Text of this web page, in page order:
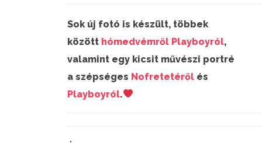
Sok új fotó is készült, többek
között hómedvémről Playboyról,
valamint egy kicsit művészi portré
a szépséges Nofretetéről és
Playboyról.